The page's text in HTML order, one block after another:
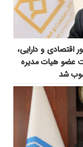
اقتصادی و دارایی،
عضو هیات مدیره
شد